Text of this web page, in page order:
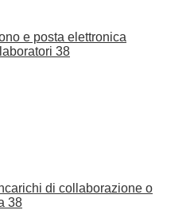
e posta elettronica
38
di collaborazione o
38